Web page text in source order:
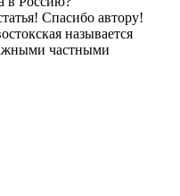
Спасибо автору!
называется
частными